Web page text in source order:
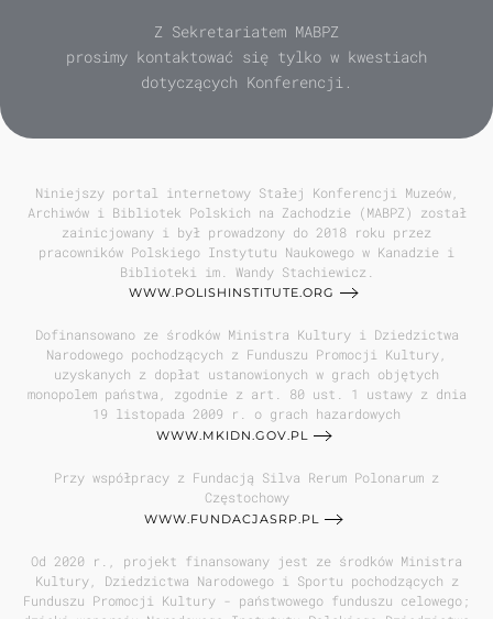
Z Sekretariatem MABPZ
prosimy kontaktować się tylko w kwestiach
dotyczących Konferencji.
Niniejszy portal internetowy Stałej Konferencji Muzeów,
Archiwów i Bibliotek Polskich na Zachodzie (MABPZ) został
zainicjowany i był prowadzony do 2018 roku przez
pracowników Polskiego Instytutu Naukowego w Kanadzie i
Biblioteki im. Wandy Stachiewicz.
WWW.POLISHINSTITUTE.ORG
Dofinansowano ze środków Ministra Kultury i Dziedzictwa
Narodowego pochodzących z Funduszu Promocji Kultury,
uzyskanych z dopłat ustanowionych w grach objętych
monopolem państwa, zgodnie z art. 80 ust. 1 ustawy z dnia
19 listopada 2009 r. o grach hazardowych
WWW.MKIDN.GOV.PL
Przy współpracy z Fundacją Silva Rerum Polonarum z
Częstochowy
WWW.FUNDACJASRP.PL
Od 2020 r., projekt finansowany jest ze środków Ministra
Kultury, Dziedzictwa Narodowego i Sportu pochodzących z
Funduszu Promocji Kultury - państwowego funduszu celowego;